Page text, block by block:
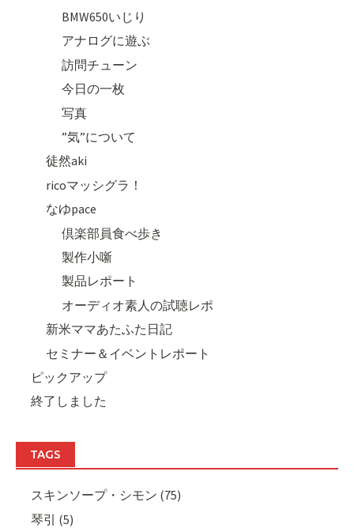
BMW650いじり
アナログに遊ぶ
訪問チューン
今日の一枚
写真
”気”について
徒然aki
ricoマッシグラ！
なゆpace
倶楽部員食べ歩き
製作小噺
製品レポート
オーディオ素人の試聴レポ
新米ママあたふた日記
セミナー＆イベントレポート
ピックアップ
終了しました
TAGS
スキンソープ・シモン (75)
琴引 (5)